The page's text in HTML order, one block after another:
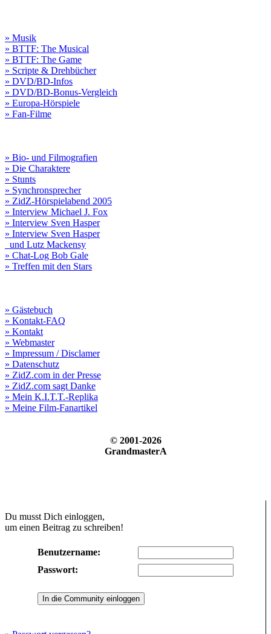
» Musik
» BTTF: The Musical
» BTTF: The Game
» Scripte & Drehbücher
» DVD/BD-Infos
» DVD/BD-Bonus-Vergleich
» Europa-Hörspiele
» Fan-Filme
» Bio- und Filmografien
» Die Charaktere
» Stunts
» Synchronsprecher
» ZidZ-Hörspielabend 2005
» Interview Michael J. Fox
» Interview Sven Hasper
» Interview Sven Hasper
und Lutz Mackensy
» Chat-Log Bob Gale
» Treffen mit den Stars
» Gästebuch
» Kontakt-FAQ
» Kontakt
» Webmaster
» Impressum / Disclamer
» Datenschutz
» ZidZ.com in der Presse
» ZidZ.com sagt Danke
» Mein K.I.T.T.-Replika
» Meine Film-Fanartikel
© 2001-2026
GrandmasterA
Du musst Dich einloggen,
um einen Beitrag zu schreiben!
Benutzername:
Passwort: